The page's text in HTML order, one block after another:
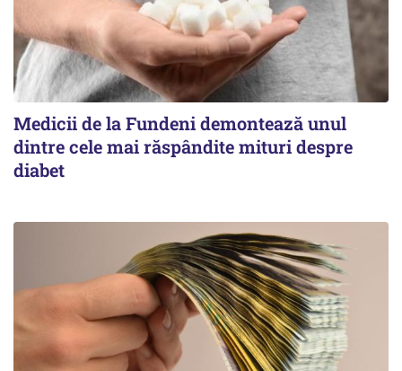
Medicii de la Fundeni demontează unul
dintre cele mai răspândite mituri despre
diabet